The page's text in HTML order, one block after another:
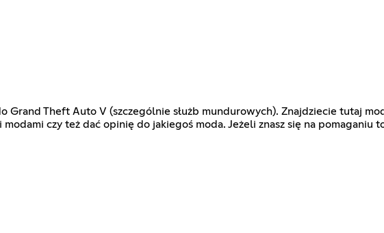
Grand Theft Auto V (szczególnie służb mundurowych). Znajdziecie tutaj
czy też dać opinię do jakiegoś moda. Jeżeli znasz się na pomaganiu